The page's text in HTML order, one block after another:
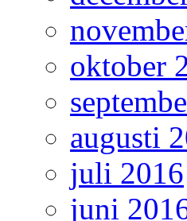
oktober
augusti
juli 2016
juni